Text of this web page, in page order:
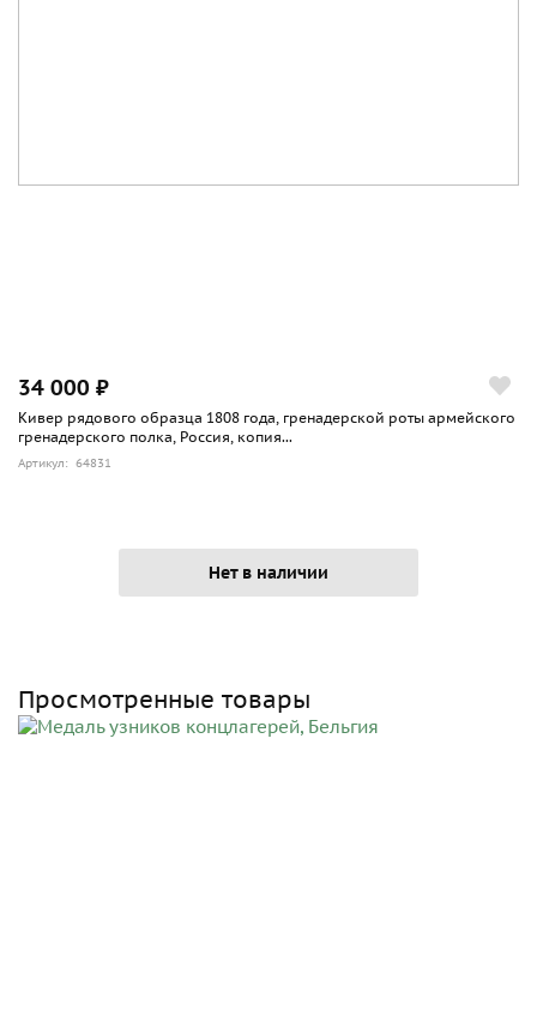
34 000 ₽
Кивер рядового образца 1808 года, гренадерской роты армейского
гренадерского полка, Россия, копия...
Артикул: 64831
Нет в наличии
Просмотренные товары